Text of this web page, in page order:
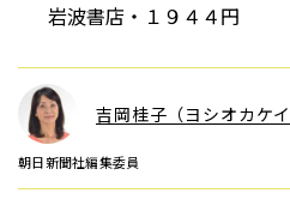
岩波書店・１９４４円
吉岡桂子（ヨシオカケイ
朝日新聞社編集委員